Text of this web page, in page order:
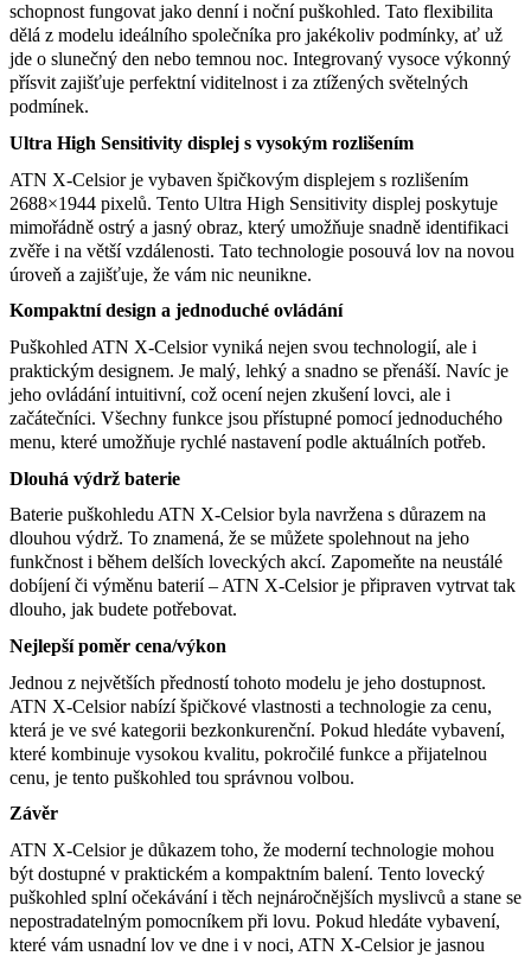
schopnost fungovat jako denní i noční puškohled. Tato flexibilita
dělá z modelu ideálního společníka pro jakékoliv podmínky, ať už
jde o slunečný den nebo temnou noc. Integrovaný vysoce výkonný
přísvit zajišťuje perfektní viditelnost i za ztížených světelných
podmínek.
Ultra High Sensitivity displej s vysokým rozlišením
ATN X-Celsior je vybaven špičkovým displejem s rozlišením
2688×1944 pixelů. Tento Ultra High Sensitivity displej poskytuje
mimořádně ostrý a jasný obraz, který umožňuje snadně identifikaci
zvěře i na větší vzdálenosti. Tato technologie posouvá lov na novou
úroveň a zajišťuje, že vám nic neunikne.
Kompaktní design a jednoduché ovládání
Puškohled ATN X-Celsior vyniká nejen svou technologií, ale i
praktickým designem. Je malý, lehký a snadno se přenáší. Navíc je
jeho ovládání intuitivní, což ocení nejen zkušení lovci, ale i
začátečníci. Všechny funkce jsou přístupné pomocí jednoduchého
menu, které umožňuje rychlé nastavení podle aktuálních potřeb.
Dlouhá výdrž baterie
Baterie puškohledu ATN X-Celsior byla navržena s důrazem na
dlouhou výdrž. To znamená, že se můžete spolehnout na jeho
funkčnost i během delších loveckých akcí. Zapomeňte na neustálé
dobíjení či výměnu baterií – ATN X-Celsior je připraven vytrvat tak
dlouho, jak budete potřebovat.
Nejlepší poměr cena/výkon
Jednou z největších předností tohoto modelu je jeho dostupnost.
ATN X-Celsior nabízí špičkové vlastnosti a technologie za cenu,
která je ve své kategorii bezkonkurenční. Pokud hledáte vybavení,
které kombinuje vysokou kvalitu, pokročilé funkce a přijatelnou
cenu, je tento puškohled tou správnou volbou.
Závěr
ATN X-Celsior je důkazem toho, že moderní technologie mohou
být dostupné v praktickém a kompaktním balení. Tento lovecký
puškohled splní očekávání i těch nejnáročnějších myslivců a stane se
nepostradatelným pomocníkem při lovu. Pokud hledáte vybavení,
které vám usnadní lov ve dne i v noci, ATN X-Celsior je jasnou